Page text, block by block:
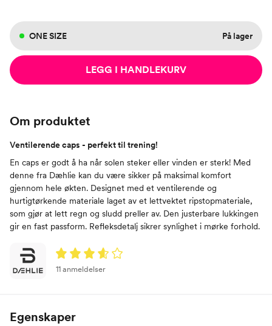
ONE SIZE På lager
LEGG I HANDLEKURV
Om produktet
Ventilerende caps - perfekt til trening!
En caps er godt å ha når solen steker eller vinden er sterk! Med
denne fra Dæhlie kan du være sikker på maksimal komfort
gjennom hele økten. Designet med et ventilerende og
hurtigtørkende materiale laget av et lettvektet ripstopmateriale,
som gjør at lett regn og sludd preller av. Den justerbare lukkingen
gir en fast passform. Refleksdetalj sikrer synlighet i mørke forhold.
11 anmeldelser
Egenskaper